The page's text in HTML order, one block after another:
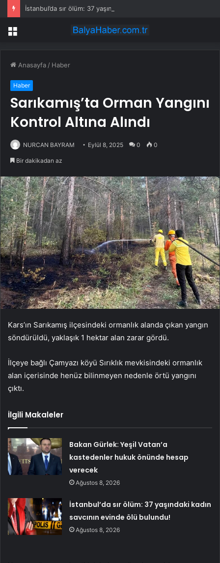
Menü
Anasayfa / Haber
Haber
Sarıkamış’ta Orman Yangını
Kontrol Altına Alındı
NURCAN BAYRAM Eylül 8, 2025 0 0
Bir dakikadan az
Kars’ın Sarıkamış ilçesindeki ormanlık alanda çıkan yangın
söndürüldü, yaklaşık 1 hektar alan zarar gördü.
İlçeye bağlı Çamyazı köyü Sırıklık mevkisindeki ormanlık
alan içerisinde henüz bilinmeyen nedenle örtü yangını
çıktı.
İlgili Makaleler
Bakan Gürlek: Yeşil Vatan’a
kastedenler hukuk önünde hesap
verecek
Ağustos 8, 2026
İstanbul’da sır ölüm: 37 yaşındaki kadın
savcının evinde ölü bulundu!
Ağustos 8, 2026